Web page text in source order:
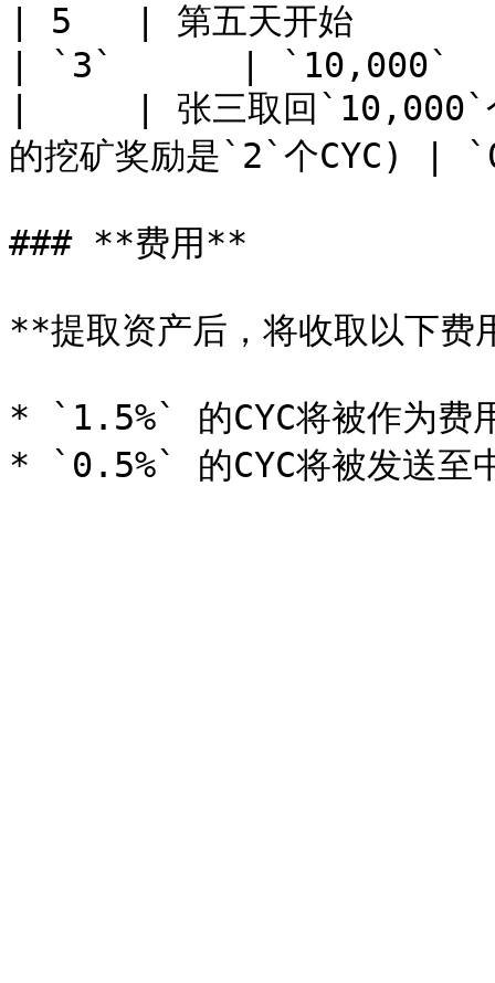
| 5   | 第五天开始
| `3`      | `10,000`
|     | 张三取回`10,000`个
的挖矿奖励是`2`个
### **费用**
**提取资产后，将收取以下费
* `1.5%` 的CYC将被作为费